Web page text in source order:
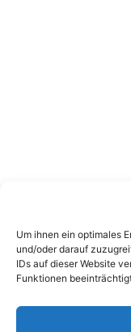
Um ihnen ein optimales
und/oder darauf
IDs auf dieser Website
Funktionen